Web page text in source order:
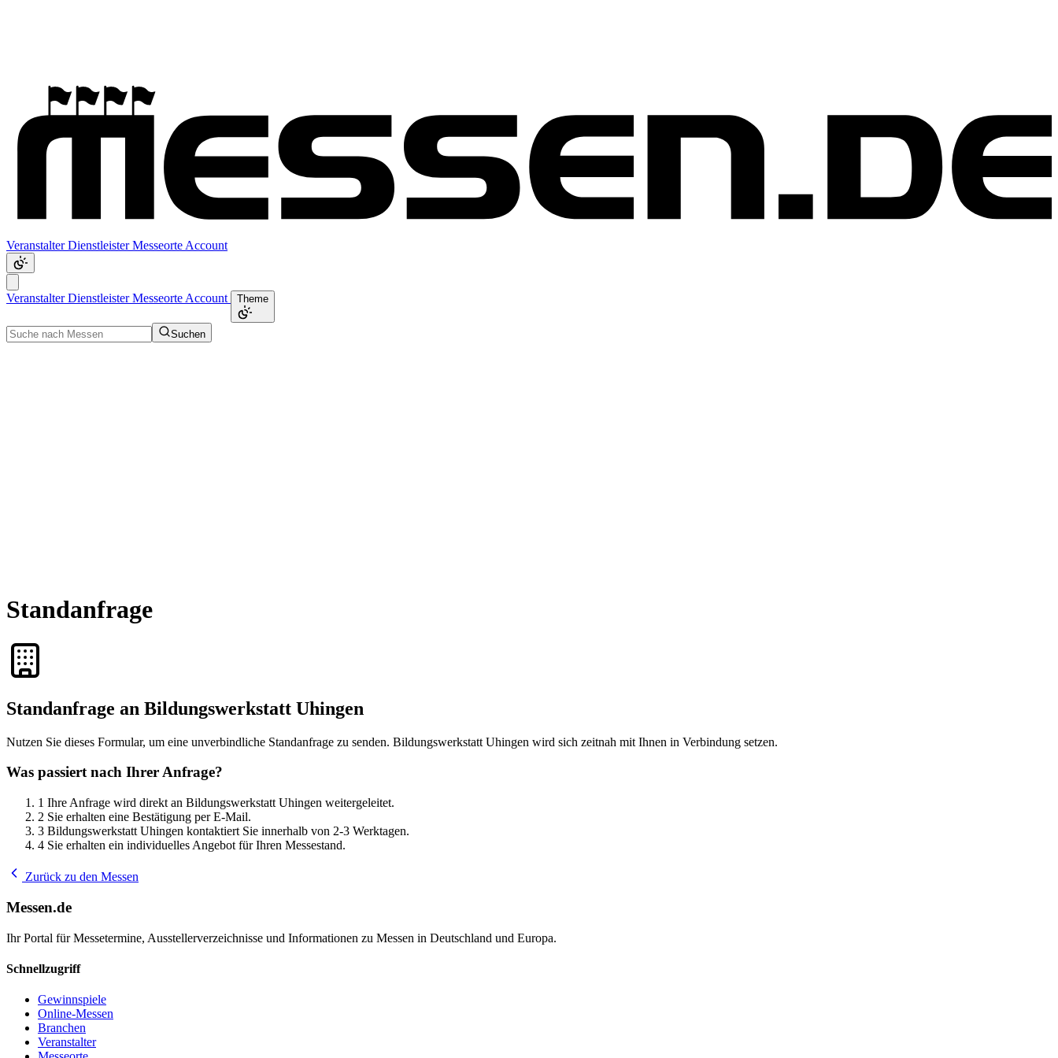
VeranstalterDienstleisterMesseorte Account
VeranstalterDienstleisterMesseorte Account Theme
Suchen
Standanfrage
Standanfrage an Bildungswerkstatt Uhingen
Nutzen Sie dieses Formular, um eine unverbindliche Standanfrage zu senden. Bildungswerkstatt Uhingen wird sich zeitnah mit Ihnen in Verbindung setzen.
Was passiert nach Ihrer Anfrage?
1 Ihre Anfrage wird direkt an Bildungswerkstatt Uhingen weitergeleitet.
2 Sie erhalten eine Bestätigung per E-Mail.
3 Bildungswerkstatt Uhingen kontaktiert Sie innerhalb von 2-3 Werktagen.
4 Sie erhalten ein individuelles Angebot für Ihren Messestand.
Zurück zu den Messen
Messen.de
Ihr Portal für Messetermine, Ausstellerverzeichnisse und Informationen zu Messen in Deutschland und Europa.
Schnellzugriff
Gewinnspiele
Online-Messen
Branchen
Veranstalter